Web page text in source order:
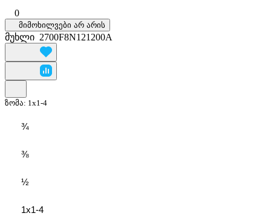
0
მიმოხილვები არ არის
მუხლი 2700F8N121200A
ზომა: 1x1-4
¾
⅜
½
1x1-4